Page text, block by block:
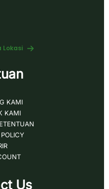
Lokasi
KAMI
KAMI
Us